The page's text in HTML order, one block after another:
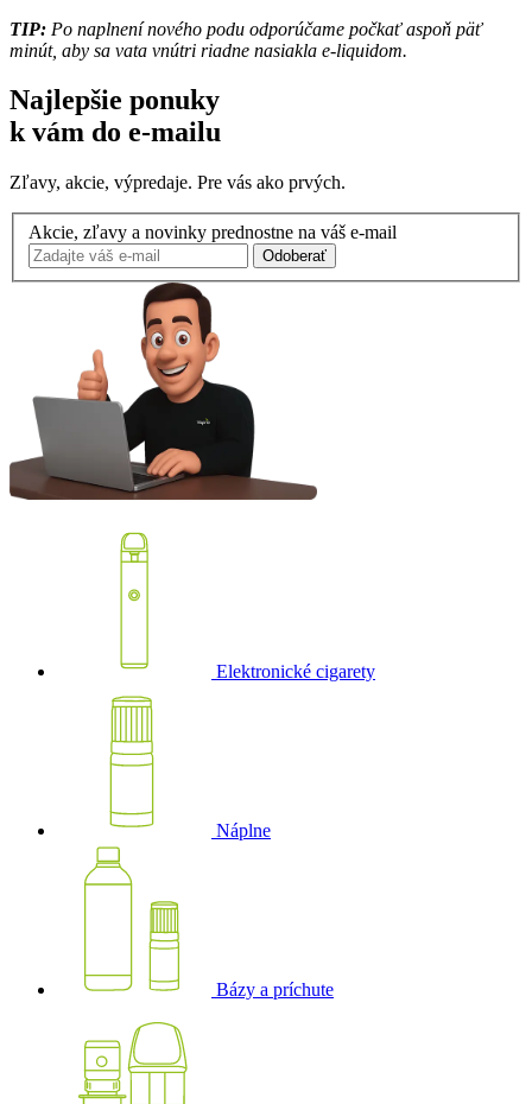
TIP: Po naplnení nového podu odporúčame počkať aspoň päť
minút, aby sa vata vnútri riadne nasiakla e-liquidom.
Najlepšie ponuky
k vám do e-mailu
Zľavy, akcie, výpredaje. Pre vás ako prvých.
Akcie, zľavy a novinky prednostne na váš e-mail
Odoberať
Elektronické cigarety
Náplne
Bázy a príchute